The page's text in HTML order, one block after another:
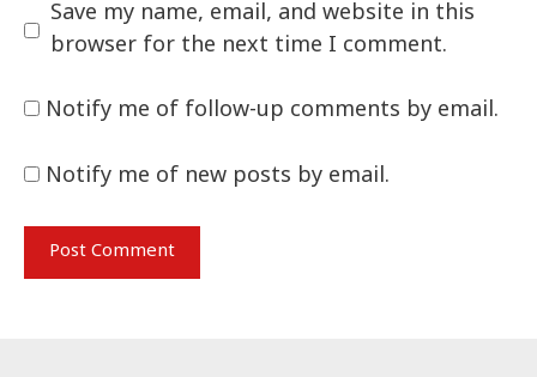
Save my name, email, and website in this
browser for the next time I comment.
Notify me of follow-up comments by email.
Notify me of new posts by email.